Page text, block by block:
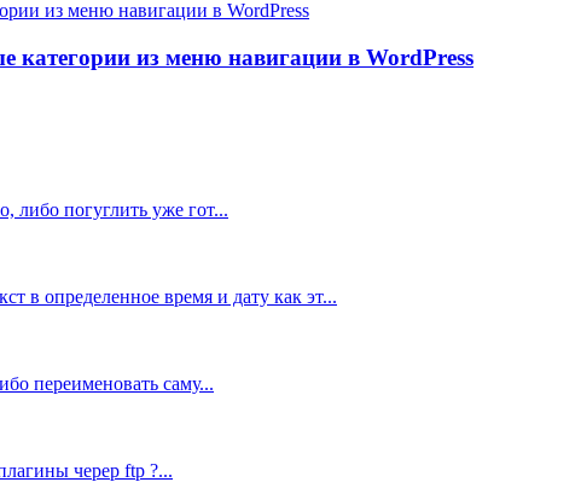
категории из меню навигации в WordPress
либо погуглить уже гот...
в определенное время и дату как эт...
переименовать саму...
череp ftp ?...